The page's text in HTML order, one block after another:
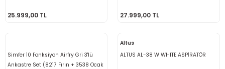
25.999,00 TL 27.999,00 TL
Simfer 10 Fonksiyon Airfry Gri 3'lü
Ankastre Set (8217 Fırın + 3538 Ocak
Altus
ALTUS AL-38 W WHITE ASPİRATÖR